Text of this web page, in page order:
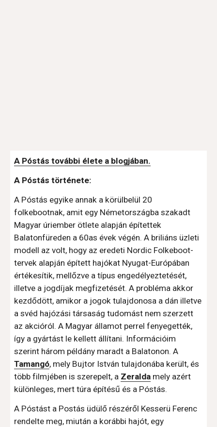
A Póstás további élete a blogjában.
A Póstás története:
A Póstás egyike annak a körülbelül 20
folkebootnak, amit egy Németországba szakadt
Magyar úriember ötlete alapján építettek
Balatonfüreden a 60as évek végén. A briliáns üzleti
modell az volt, hogy az eredeti Nordic Folkeboot-
tervek alapján épített hajókat Nyugat-Európában
értékesítik, mellőzve a típus engedélyeztetését,
illetve a jogdíjak megfizetését. A probléma akkor
kezdődött, amikor a jogok tulajdonosa a dán illetve
a svéd hajózási társaság tudomást nem szerzett
az akcióról. A Magyar államot perrel fenyegették,
így a gyártást le kellett állítani. Információim
Tamangó, mely Bujtor István tulajdonába került, és
több filmjében is szerepelt, a Zeralda mely azért
különleges, mert túra építésű és a Póstás.
A Póstást a Postás üdülő részéről Kesserü Ferenc
rendelte meg, miután a korábbi hajót, egy